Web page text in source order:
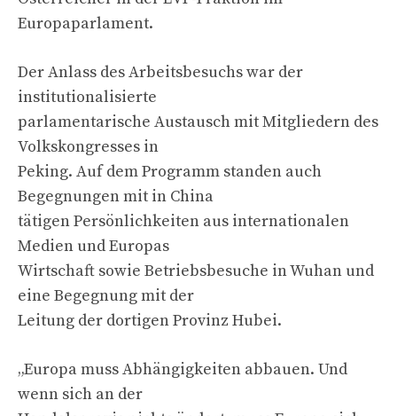
Europaparlament.
Der Anlass des Arbeitsbesuchs war der
institutionalisierte
parlamentarische Austausch mit Mitgliedern des
Volkskongresses in
Peking. Auf dem Programm standen auch
Begegnungen mit in China
tätigen Persönlichkeiten aus internationalen
Medien und Europas
Wirtschaft sowie Betriebsbesuche in Wuhan und
eine Begegnung mit der
Leitung der dortigen Provinz Hubei.
„Europa muss Abhängigkeiten abbauen. Und
wenn sich an der